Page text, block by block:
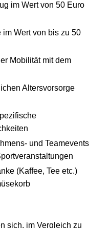
im Wert von 50 Euro
Wert von bis zu 50
Mobilität mit dem
Altersvorsorge
und Teamevents
(Kaffee, Tee etc.)
sich, im Vergleich zu